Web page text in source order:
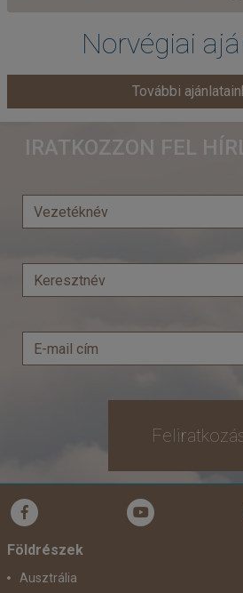
Norvégiai
További
IRATKOZZON FEL
Földrészek
Ausztrália